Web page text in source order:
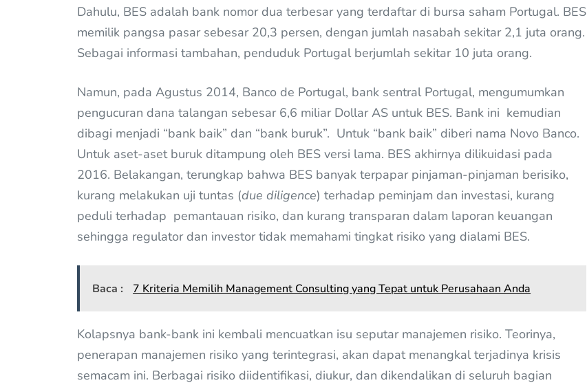
Dahulu, BES adalah bank nomor dua terbesar yang terdaftar di bursa saham Portugal. BES
memilik pangsa pasar sebesar 20,3 persen, dengan jumlah nasabah sekitar 2,1 juta orang.
Sebagai informasi tambahan, penduduk Portugal berjumlah sekitar 10 juta orang.
Namun, pada Agustus 2014, Banco de Portugal, bank sentral Portugal, mengumumkan
pengucuran dana talangan sebesar 6,6 miliar Dollar AS untuk BES. Bank ini kemudian
dibagi menjadi “bank baik” dan “bank buruk”. Untuk “bank baik” diberi nama Novo Banco.
Untuk aset-aset buruk ditampung oleh BES versi lama. BES akhirnya dilikuidasi pada
2016. Belakangan, terungkap bahwa BES banyak terpapar pinjaman-pinjaman berisiko,
kurang melakukan uji tuntas (due diligence) terhadap peminjam dan investasi, kurang
peduli terhadap pemantauan risiko, dan kurang transparan dalam laporan keuangan
sehingga regulator dan investor tidak memahami tingkat risiko yang dialami BES.
Baca : 7 Kriteria Memilih Management Consulting yang Tepat untuk Perusahaan Anda
Kolapsnya bank-bank ini kembali mencuatkan isu seputar manajemen risiko. Teorinya,
penerapan manajemen risiko yang terintegrasi, akan dapat menangkal terjadinya krisis
semacam ini. Berbagai risiko diidentifikasi, diukur, dan dikendalikan di seluruh bagian